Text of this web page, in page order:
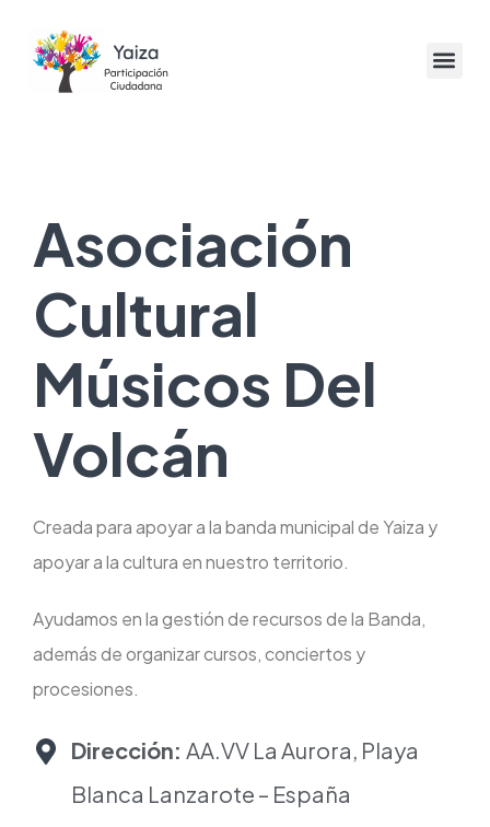
Asociación
Cultural
Músicos Del
Volcán
Creada para apoyar a la banda municipal de Yaiza y
apoyar a la cultura en nuestro territorio.
Ayudamos en la gestión de recursos de la Banda,
además de organizar cursos, conciertos y
procesiones.
Dirección: AA.VV La Aurora, Playa
Blanca Lanzarote – España